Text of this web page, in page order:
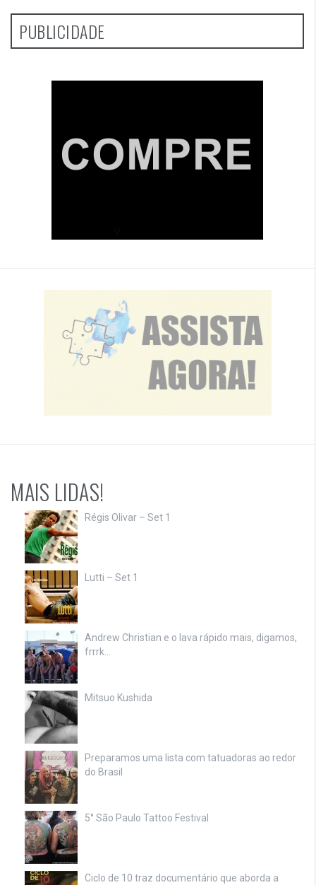
PUBLICIDADE
MAIS LIDAS!
Régis Olivar – Set 1
Lutti – Set 1
Andrew Christian e o lava rápido mais, digamos,
frrrk…
Mitsuo Kushida
Preparamos uma lista com tatuadoras ao redor
do Brasil
5° São Paulo Tattoo Festival
Ciclo de 10 traz documentário que aborda a